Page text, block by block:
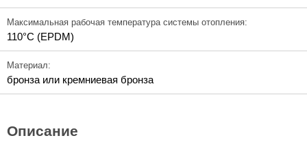
Максимальная рабочая температура системы отопления:
110°C (EPDM)
Материал:
бронза или кремниевая бронза
Описание